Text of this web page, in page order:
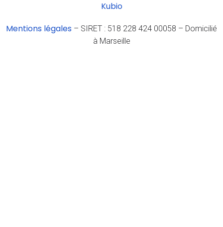
Kubio
Mentions légales – SIRET : 518 228 424 00058 – Domicilié
à Marseille